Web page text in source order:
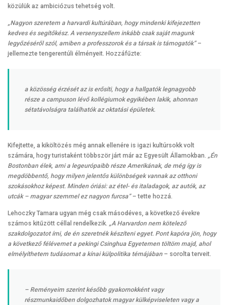
közülük az ambiciózus tehetség volt.
„Nagyon szeretem a harvardi kultúrában, hogy mindenki kifejezetten
kedves és segítőkész. A versenyszellem inkább csak saját magunk
legyőzéséről szól, amiben a professzorok és a társak is támogatók”–
jellemezte tengerentúli élményeit. Hozzáfűzte:
a közösség érzését az is erősíti, hogy a hallgatók legnagyobb
része a campuson lévő kollégiumok egyikében lakik, ahonnan
sétatávolságra találhatók az oktatási épületek.
Kifejtette, a kiköltözés még annak ellenére is igazi kultúrsokk volt
számára, hogy turistaként többször járt már az Egyesült Államokban. „Én
Bostonban élek, ami a legeurópaibb része Amerikának, de még így is
megdöbbentő, hogy milyen jelentős különbségek vannak az otthoni
szokásokhoz képest. Minden óriási: az étel- és italadagok, az autók, az
utcák – magyar szemmel ez nagyon furcsa”– tette hozzá.
Lehoczky Tamara ugyan még csak másodéves, a következő évekre
számos kitűzött céllal rendelkezik. „A Harvardon nem kötelező
szakdolgozatot írni, de én szeretnék készíteni egyet. Pont kapóra jön, hogy
a következő félévemet a pekingi Csinghua Egyetemen töltöm majd, ahol
elmélyíthetem tudásomat a kínai külpolitika témájában – sorolta terveit.
– Reményeim szerint később gyakornokként vagy
részmunkaidőben dolgozhatok magyar külképviseleten vagy a